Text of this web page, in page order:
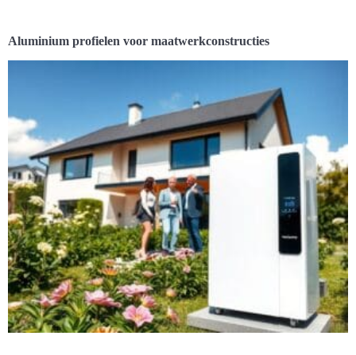
Aluminium profielen voor maatwerkconstructies